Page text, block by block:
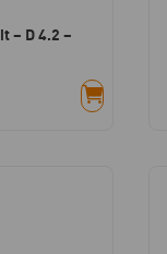
– D 4.2 –